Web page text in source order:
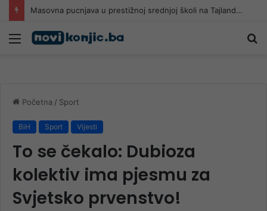
Masovna pucnjava u prestižnoj srednjoj školi na Tajlandu: Učenik (14) ubio najmanje šest osoba
Meni
Početna / Sport
BiH Sport Vijesti
To se čekalo: Dubioza
kolektiv ima pjesmu za
Svjetsko prvenstvo!